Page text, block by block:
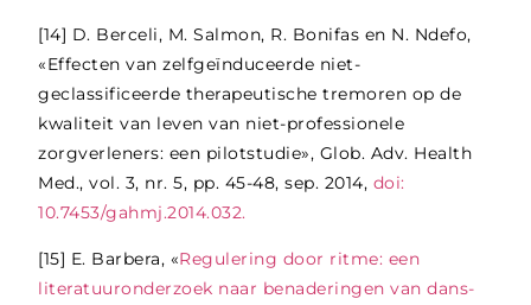
[14] D. Berceli, M. Salmon, R. Bonifas en N. Ndefo,
«Effecten van zelfgeïnduceerde niet-
geclassificeerde therapeutische tremoren op de
kwaliteit van leven van niet-professionele
zorgverleners: een pilotstudie», Glob. Adv. Health
Med., vol. 3, nr. 5, pp. 45-48, sep. 2014, doi:
10.7453/gahmj.2014.032.
[15] E. Barbera, «Regulering door ritme: een
literatuuronderzoek naar benaderingen van dans-